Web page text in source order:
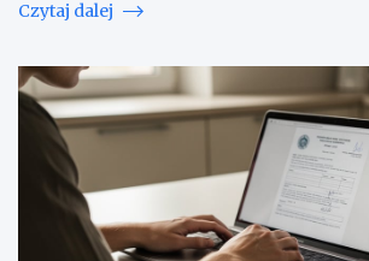
Czytaj dalej